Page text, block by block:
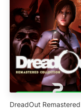
DreadOut Remastered